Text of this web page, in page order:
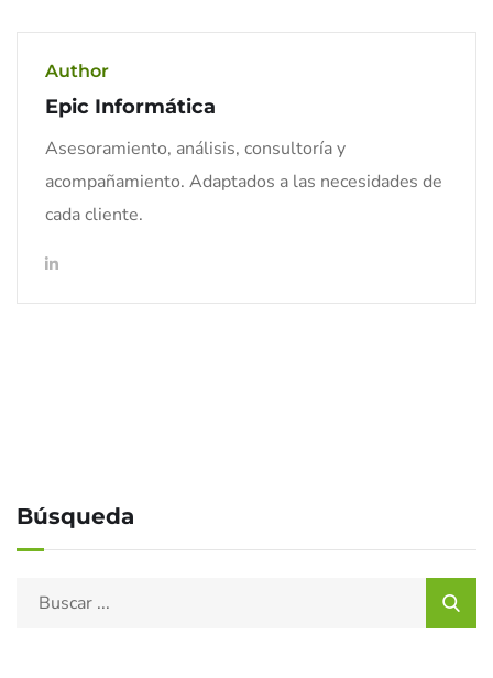
Author
Epic Informática
Asesoramiento, análisis, consultoría y
acompañamiento. Adaptados a las necesidades de
cada cliente.
Búsqueda